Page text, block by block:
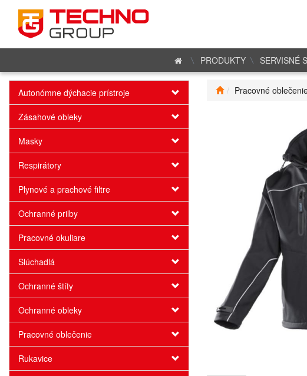
PRODUKTY SERVISNÉ
Autonómne dýchacie prístroje
Zásahové obleky
Masky
Respirátory
Plynové a prachové filtre
Ochranné prilby
Pracovné okuliare
Slúchadlá
Ochranné štíty
Ochranné obleky
Pracovné oblečenie
Rukavice
Pracovné